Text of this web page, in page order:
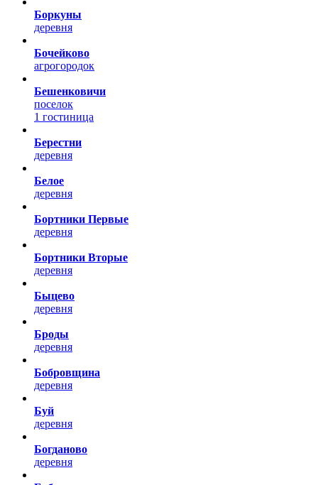
Боркуны
деревня
Бочейково
агрогородок
Бешенковичи
поселок
1 гостиница
Берестни
деревня
Белое
деревня
Бортники Первые
деревня
Бортники Вторые
деревня
Быцево
деревня
Броды
деревня
Бобровщина
деревня
Буй
деревня
Богданово
деревня